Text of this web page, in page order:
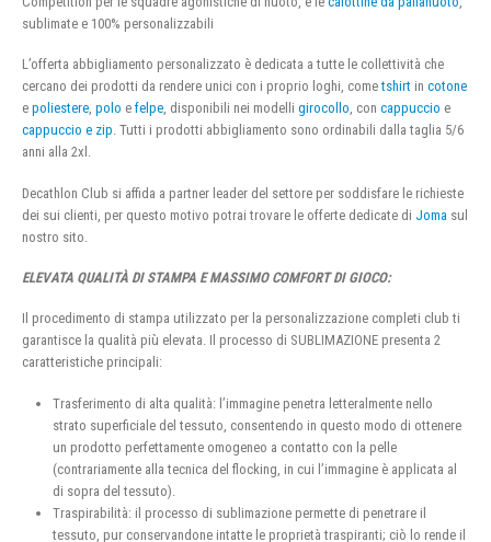
sublimate e 100% personalizzabili
L’offerta abbigliamento personalizzato è dedicata a tutte le collettività che
cercano dei prodotti da rendere unici con i proprio loghi, cometshirt in cotone
e poliestere, polo e felpe, disponibili nei modelli girocollo, con cappuccio e
cappuccio e zip. Tutti i prodotti abbigliamento sono ordinabili dalla taglia 5/6
anni alla 2xl.
Decathlon Club si affida a partner leader del settore per soddisfare le richieste
dei sui clienti, per questo motivo potrai trovare le offerte dedicate di Joma sul
nostro sito.
ELEVATA QUALITÀ DI STAMPA E MASSIMO COMFORT DI GIOCO:
Il procedimento di stampa utilizzato per la personalizzazione completi club ti
garantisce la qualità più elevata. Il processo di SUBLIMAZIONE presenta 2
caratteristiche principali:
Trasferimento di alta qualità: l’immagine penetra letteralmente nello
strato superficiale del tessuto, consentendo in questo modo di ottenere
un prodotto perfettamente omogeneo a contatto con la pelle
(contrariamente alla tecnica del flocking, in cui l’immagine è applicata al
di sopra del tessuto).
Traspirabilità: il processo di sublimazione permette di penetrare il
tessuto, pur conservandone intatte le proprietà traspiranti; ciò lo rende il